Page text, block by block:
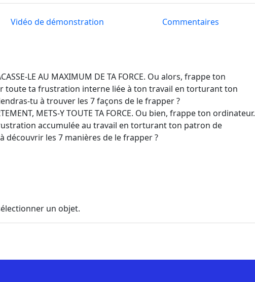
Vidéo de démonstration Commentaires
LE AU MAXIMUM DE TA FORCE. Ou alors, frappe ton
toute ta frustration interne liée à ton travail en torturant ton
tu à trouver les 7 façons de le frapper ?
METS-Y TOUTE TA FORCE. Ou bien, frappe ton ordinateur.
accumulée au travail en torturant ton patron de
découvrir les 7 manières de le frapper ?
un objet.